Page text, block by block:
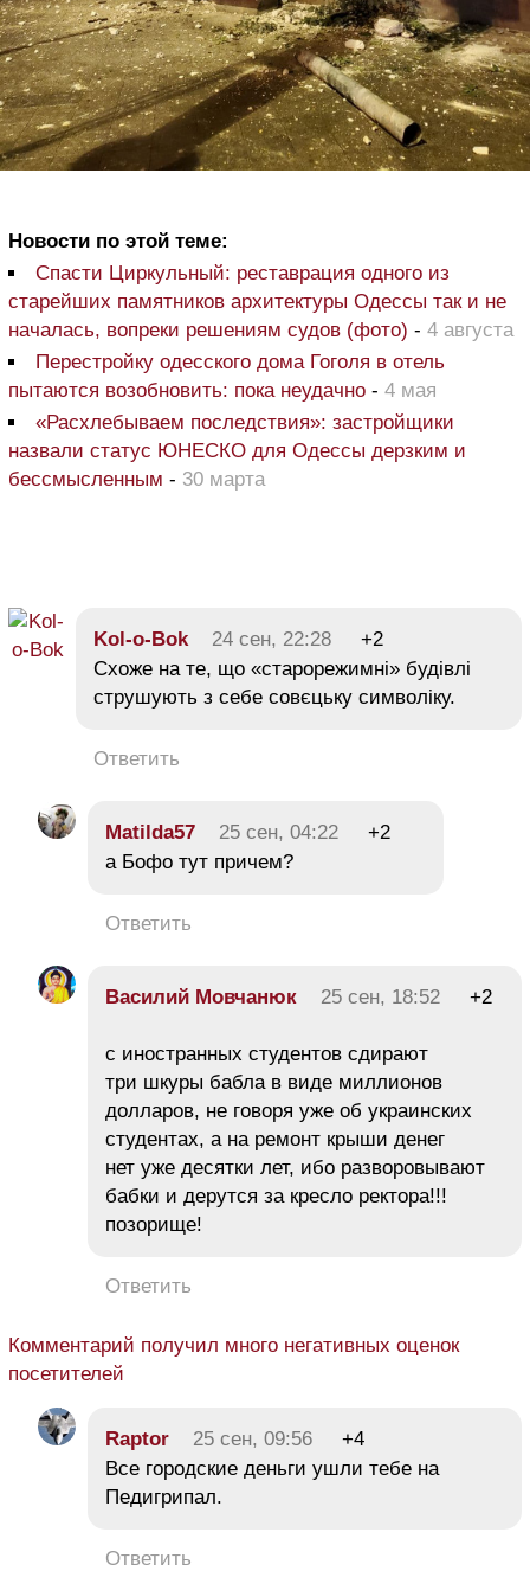
Новости по этой теме:
Спасти Циркульный: реставрация одного из
старейших памятников архитектуры Одессы так и не
началась, вопреки решениям судов (фото) - 4 августа
Перестройку одесского дома Гоголя в отель
пытаются возобновить: пока неудачно - 4 мая
«Расхлебываем последствия»: застройщики
назвали статус ЮНЕСКО для Одессы дерзким и
бессмысленным - 30 марта
Kol-o-Bok 24 сен, 22:28
+2
Схоже на те, що «старорежимні» будівлі
струшують з себе совєцьку символіку.
Ответить
Matilda57 25 сен, 04:22
+2
а Бофо тут причем?
Ответить
Василий Мовчанюк 25 сен, 18:52 +2
с иностранных студентов сдирают
три шкуры бабла в виде миллионов
долларов, не говоря уже об украинских
студентах, а на ремонт крыши денег
нет уже десятки лет, ибо разворовывают
бабки и дерутся за кресло ректора!!!
позорище!
Ответить
Комментарий получил много негативных оценок
посетителей
Raptor 25 сен, 09:56
+4
Все городские деньги ушли тебе на
Педигрипал.
Ответить